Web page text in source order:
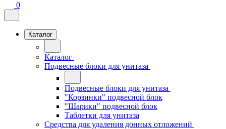
0
Каталог
Каталог
Подвесные блоки для унитаза
Подвесные блоки для унитаза
"Корзинки" подвесной блок
"Шарики" подвесной блок
Таблетки для унитаза
Средства для удаления донных отложений